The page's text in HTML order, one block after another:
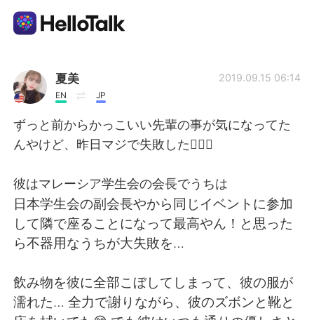
Aplicación de intercambio de idiomas
AI Grammar Checker
Español
English 简体中文
繁體中文 العربية
Français Deutsch
夏美
EN JP
2019.09.15 06:14
ずっと前からかっこいい先輩の事が気になってた
んやけど、昨日マジで失敗した🤦🏻‍♀️
彼はマレーシア学生会の会長でうちは
日本学生会の副会長やから同じイベントに参加
して隣で座ることになって最高やん！と思った
ら不器用なうちが大失敗を…
飲み物を彼に全部こぼしてしまって、彼の服が
濡れた… 全力で謝りながら、彼のズボンと靴と